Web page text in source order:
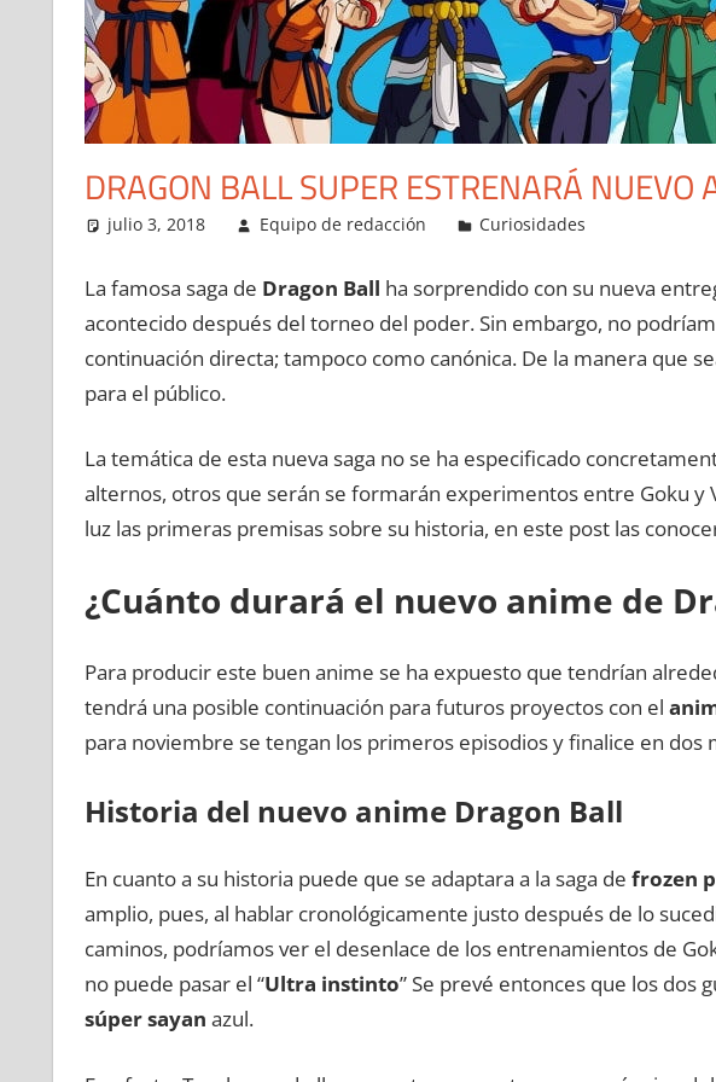
DRAGON BALL SUPER ESTRENARÁ NUEVO
julio 3, 2018 Equipo de redacción Curiosidades
La famosa saga de Dragon Ball ha sorprendido con su nueva
acontecido después del torneo del poder. Sin embargo, no
continuación directa; tampoco como canónica. De la manera que
para el público.
La temática de esta nueva saga no se ha especificado
alternos, otros que serán se formarán experimentos entre Goku y
luz las primeras premisas sobre su historia, en este post las
¿Cuánto durará el nuevo anime de
Para producir este buen anime se ha expuesto que tendrían
tendrá una posible continuación para futuros proyectos con el
para noviembre se tengan los primeros episodios y finalice en dos
Historia del nuevo anime Dragon Ball
En cuanto a su historia puede que se adaptara a la saga de frozen
amplio, pues, al hablar cronológicamente justo después de lo
caminos, podríamos ver el desenlace de los entrenamientos de
no puede pasar el “Ultra instinto” Se prevé entonces que los dos
súper sayan azul.